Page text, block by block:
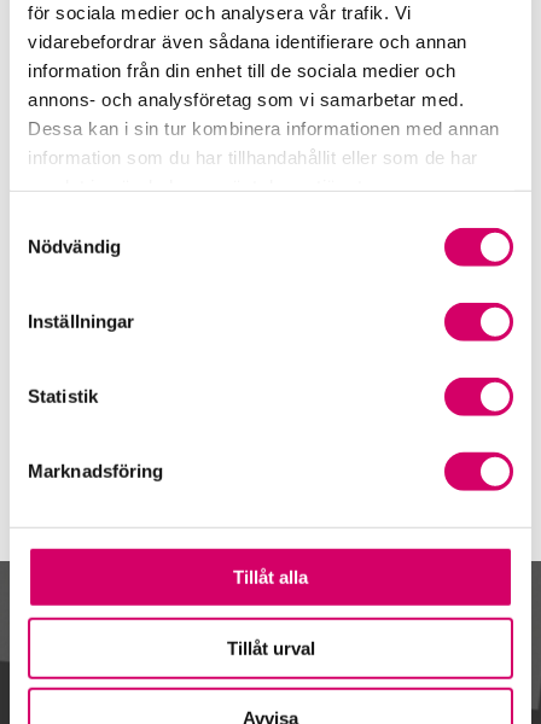
för sociala medier och analysera vår trafik. Vi
vidarebefordrar även sådana identifierare och annan
information från din enhet till de sociala medier och
annons- och analysföretag som vi samarbetar med.
Dessa kan i sin tur kombinera informationen med annan
information som du har tillhandahållit eller som de har
Nödvändig
Inställningar
Statistik
Marknadsföring
Tillåt alla
Tillåt urval
Avvisa
Srf Fokusrapport 2024 – insikter för hållbart
företagande
Våra nyhetskanaler
Tidningen Konsulten
Öppet brev till Myndigheten för yrkeshögskolan
Framtidsutsikter i lönebranschen
Kalendarium